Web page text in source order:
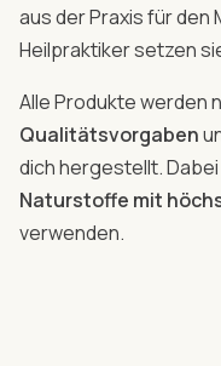
aus der Praxis für den
Heilpraktiker setzen
Alle Produkte werden
Qualitätsvorgaben
dich hergestellt.
Naturstoffe mit
verwenden.